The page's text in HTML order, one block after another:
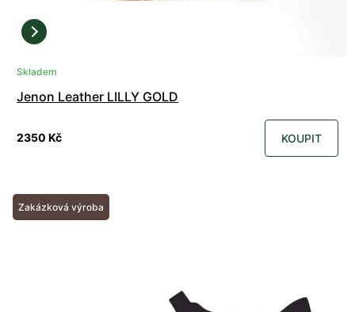
Skladem
Jenon Leather LILLY GOLD
2350 Kč KOUPIT
Zakázková výroba